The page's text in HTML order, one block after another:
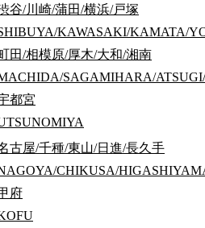
谷/川崎/蒲田/横浜/戸塚
KAWASAKI/KAMATA/
田/相模原/厚木/大和/湘南
SAGAMIHARA/
都宮
古屋/千種/東山/日進/長久手
CHIKUSA/
府